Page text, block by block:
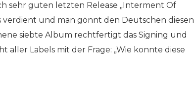
sehr guten letzten Release „Interment Of
verdient und man gönnt den Deutschen diesen
siebte Album rechtfertigt das Signing und
aller Labels mit der Frage: „Wie konnte diese